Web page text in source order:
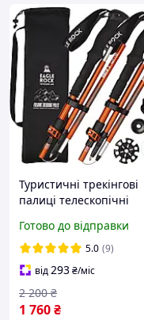
Туристичні трекінгові
палиці телескопічні
походів, для спортивної
ходьби
Готово до відправки
5.0 (9)
від293₴/міс
1 760₴
2 200 ₴